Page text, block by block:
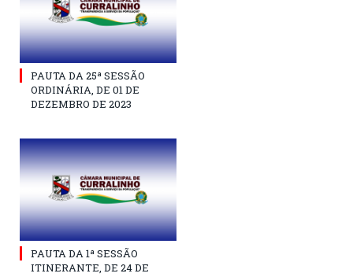
PAUTA DA 25ª SESSÃO
ORDINÁRIA, DE 01 DE
DEZEMBRO DE 2023
PAUTA DA 1ª SESSÃO
ITINERANTE, DE 24 DE